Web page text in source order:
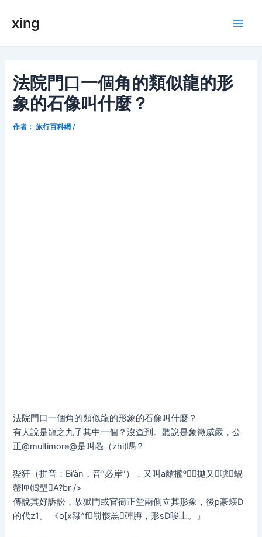
xing
法院門口一個角的類似龍的形
象的石像叫什麼？
作者： 旅行百科網 /
法院門口一個角的類似龍的形象的石像叫什麼？
有人說是龍之九子其中一個？沒查到。聽說是象徵威嚴，公
正@multimore@是叫彘（zhi)嗎？
狴犴（拼音：Bì’àn，音“必岸”），又叫a艙攏拋又唬蝸
罄匣⒂型Α?br />
傳說其好訴訟，故獄門或官衙正堂兩側立其形象，後p豪蝧D
的代z1。 《o[x簶^f罰骸羔硨脢，形sD晙上。」